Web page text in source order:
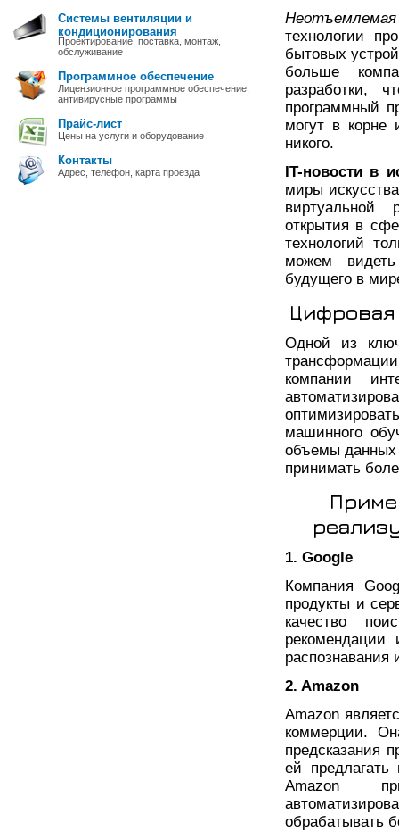
Системы вентиляции и
кондиционирования
Проектирование, поставка, монтаж,
обслуживание
Программное обеспечение
Лицензионное программное обеспечение,
антивирусные программы
Прайс-лист
Цены на услуги и оборудование
Контакты
Адрес, телефон, карта проезда
технологии
бытовых
больше
разработки,
программный
могут в корне
никого.
IT-новости в
миры
виртуальной
открытия в
технологий
можем
будущего в
Одной из
компании
машинного
объемы данных
принимать
1. Google
Компания
продукты и
качество
рекомендации
распознавания
2. Amazon
Amazon
коммерции.
предсказания
ей предлагать
Amazon
обрабатывать